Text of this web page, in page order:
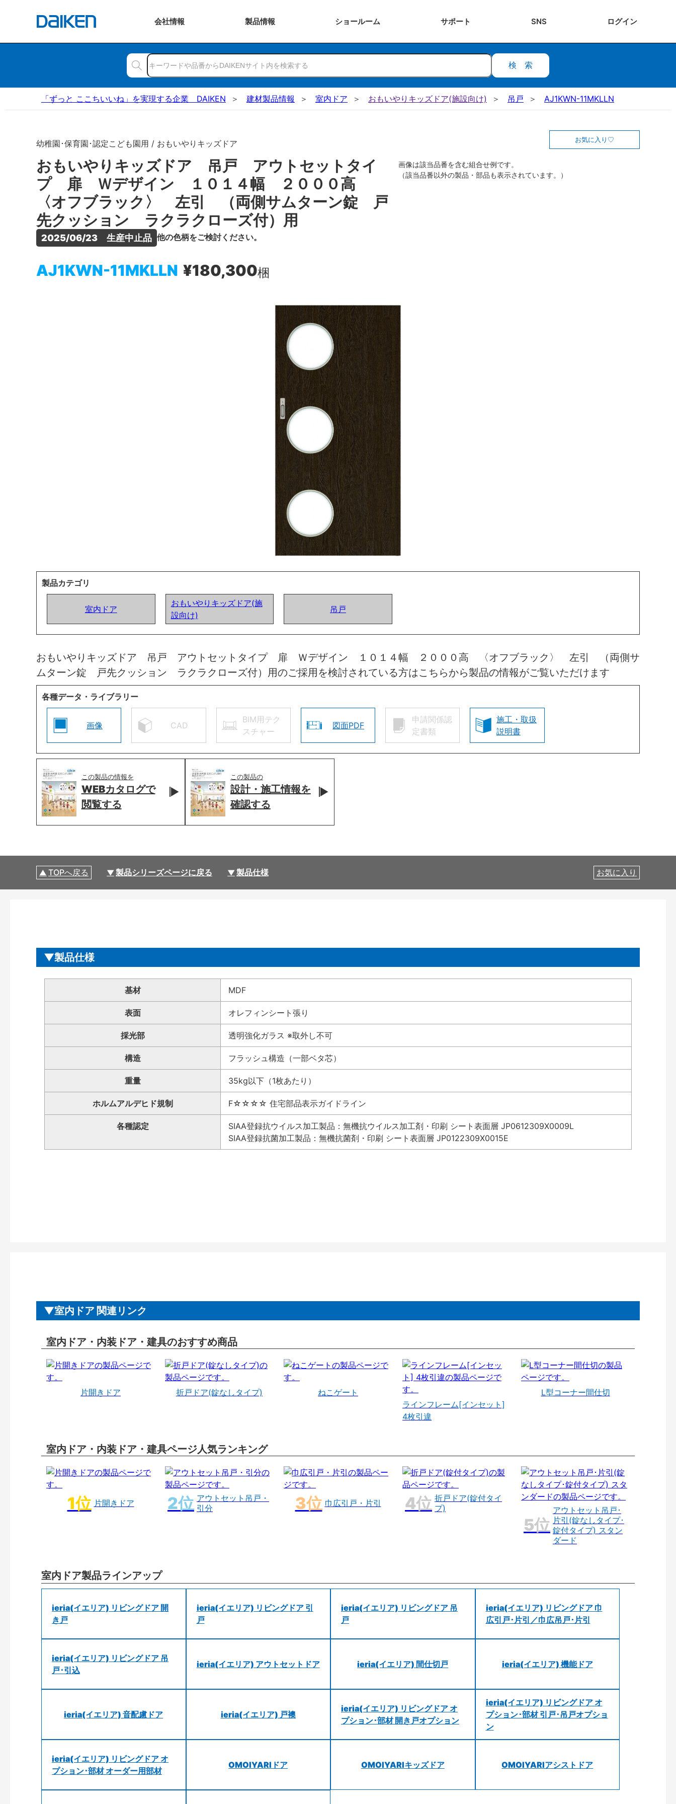
会社情報 製品情報 ショールーム サポート SNS ログイン
検索
「ずっと ここちいいね」を実現する企業 DAIKEN 建材製品情報 室内ドア おもいやりキッズドア(施設向け) 吊戸 AJ1KWN-11MKLLN
幼稚園･保育園･認定こども園用 / おもいやりキッズドア
おもいやりキッズドア 吊戸 アウトセットタイ
プ 扉 Ｗデザイン １０１４幅 ２０００高
〈オフブラック〉 左引 （両側サムターン錠 戸
先クッション ラクラクローズ付）用
2025/06/23　生産中止品 他の色柄をご検討ください。
AJ1KWN-11MKLLN ¥180,300梱
お気に入り
画像は該当品番を含む組合せ例です。
（該当品番以外の製品・部品も表示されています。）
製品カテゴリ
室内ドア
おもいやりキッズドア(施
設向け)
吊戸
おもいやりキッズドア 吊戸 アウトセットタイプ 扉 Ｗデザイン １０１４幅 ２０００高 〈オフブラック〉 左引 （両側サ
ムターン錠 戸先クッション ラクラクローズ付）用のご採用を検討されている方はこちらから製品の情報がご覧いただけます
各種データ・ライブラリー
画像 CAD
BIM用テク
スチャー
図面PDF
申請関係認
定書類
施工・取扱
説明書
この製品の情報を
WEBカタログで
閲覧する
この製品の
設計・施工情報を
確認する
TOPへ戻る 製品シリーズページに戻る 製品仕様 お気に入り
製品仕様
基材 MDF
表面 オレフィンシート張り
採光部 透明強化ガラス ※取外し不可
構造 フラッシュ構造（一部ベタ芯）
重量 35kg以下（1枚あたり）
ホルムアルデヒド規制 F☆☆☆☆ 住宅部品表示ガイドライン
各種認定
SIAA登録抗ウイルス加工製品：無機抗ウイルス加工剤・印刷 シート表面層 JP0612309X0009L
SIAA登録抗菌加工製品：無機抗菌剤・印刷 シート表面層 JP0122309X0015E
室内ドア 関連リンク
室内ドア・内装ドア・建具のおすすめ商品
片開きドア 折戸ドア(錠なしタイプ)
ねこゲート
ラインフレーム[インセット]
4枚引違
L型コーナー間仕切
室内ドア・内装ドア・建具ページ人気ランキング
片開きドア
アウトセット吊戸・
引分
巾広引戸・片引
折戸ドア(錠付タイ
プ)
アウトセット吊戸･
片引(錠なしタイプ･
錠付タイプ) スタン
ダード
室内ドア製品ラインアップ
ieria(イエリア) リビングドア 開
き戸
ieria(イエリア) リビングドア 引
戸
ieria(イエリア) リビングドア 吊
戸
ieria(イエリア) リビングドア 巾
広引戸･片引／巾広吊戸･片引
ieria(イエリア) リビングドア 吊
戸･引込
ieria(イエリア) アウトセットドア ieria(イエリア) 間仕切戸 ieria(イエリア) 機能ドア
ieria(イエリア) 音配慮ドア ieria(イエリア) 戸襖
ieria(イエリア) リビングドア オ
プション･部材 開き戸オプション
ieria(イエリア) リビングドア オ
プション･部材 引戸･吊戸オプショ
ン
ieria(イエリア) リビングドア オ
プション･部材 オーダー用部材
OMOIYARIドア OMOIYARIキッズドア OMOIYARIアシストドア